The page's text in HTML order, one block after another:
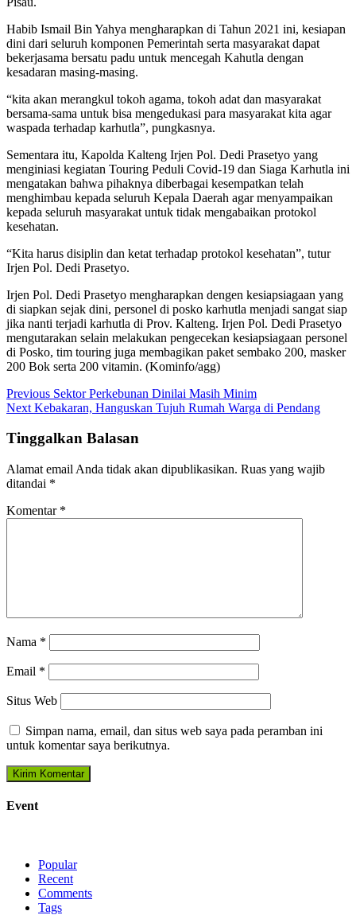
Habib Ismail Bin Yahya mengharapkan di Tahun 2021 ini, kesiapan
dini dari seluruh komponen Pemerintah serta masyarakat dapat
bekerjasama bersatu padu untuk mencegah Kahutla dengan
kesadaran masing-masing.
“kita akan merangkul tokoh agama, tokoh adat dan masyarakat
bersama-sama untuk bisa mengedukasi para masyarakat kita agar
waspada terhadap karhutla”, pungkasnya.
Sementara itu, Kapolda Kalteng Irjen Pol. Dedi Prasetyo yang
menginiasi kegiatan Touring Peduli Covid-19 dan Siaga Karhutla ini
mengatakan bahwa pihaknya diberbagai kesempatkan telah
menghimbau kepada seluruh Kepala Daerah agar menyampaikan
kepada seluruh masyarakat untuk tidak mengabaikan protokol
kesehatan.
“Kita harus disiplin dan ketat terhadap protokol kesehatan”, tutur
Irjen Pol. Dedi Prasetyo.
Irjen Pol. Dedi Prasetyo mengharapkan dengen kesiapsiagaan yang
di siapkan sejak dini, personel di posko karhutla menjadi sangat siap
jika nanti terjadi karhutla di Prov. Kalteng. Irjen Pol. Dedi Prasetyo
mengutarakan selain melakukan pengecekan kesiapsiagaan personel
di Posko, tim touring juga membagikan paket sembako 200, masker
200 Bok serta 200 vitamin. (Kominfo/agg)
Previous Sektor Perkebunan Dinilai Masih Minim
Next Kebakaran, Hanguskan Tujuh Rumah Warga di Pendang
Tinggalkan Balasan
Alamat email Anda tidak akan dipublikasikan. Ruas yang wajib
ditandai *
Komentar *
Nama *
Email *
Situs Web
Simpan nama, email, dan situs web saya pada peramban ini
untuk komentar saya berikutnya.
Event
Popular
Recent
Comments
Tags